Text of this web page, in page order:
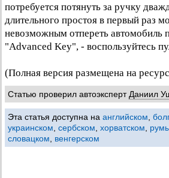
потребуется потянуть за ручку
длительного простоя в первый раз
невозможным отпереть
"Advanced Key", - воспользуйтесь
(Полная версия размещена на
Статью проверил автоэксперт Даниил
Эта статья доступна на английском
украинском сербском хорватском
словацком
венгерском